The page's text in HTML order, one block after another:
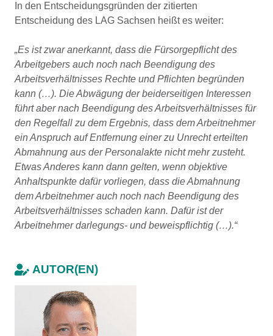
In den Entscheidungsgründen der zitierten
Entscheidung des LAG Sachsen heißt es weiter:
„Es ist zwar anerkannt, dass die Fürsorgepflicht des
Arbeitgebers auch noch nach Beendigung des
Arbeitsverhältnisses Rechte und Pflichten begründen
kann (…). Die Abwägung der beiderseitigen Interessen
führt aber nach Beendigung des Arbeitsverhältnisses für
den Regelfall zu dem Ergebnis, dass dem Arbeitnehmer
ein Anspruch auf Entfernung einer zu Unrecht erteilten
Abmahnung aus der Personalakte nicht mehr zusteht.
Etwas Anderes kann dann gelten, wenn objektive
Anhaltspunkte dafür vorliegen, dass die Abmahnung
dem Arbeitnehmer auch noch nach Beendigung des
Arbeitsverhältnisses schaden kann. Dafür ist der
Arbeitnehmer darlegungs- und beweispflichtig (…).“
AUTOR(EN)